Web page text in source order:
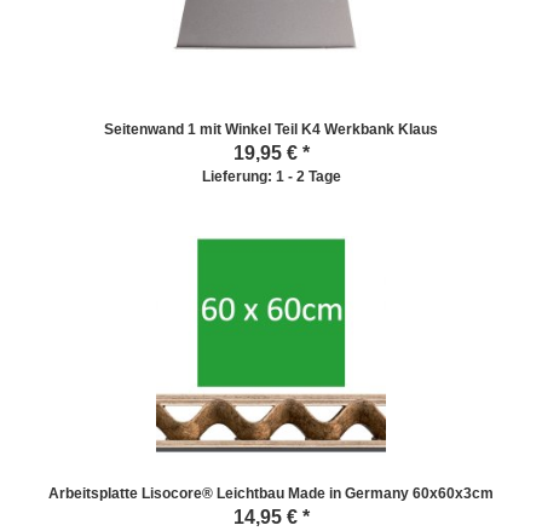
Seitenwand 1 mit Winkel Teil K4 Werkbank Klaus
19,95€ *
Lieferung: 1 - 2 Tage
Arbeitsplatte Lisocore® Leichtbau Made in Germany 60x60x3cm
14,95€ *